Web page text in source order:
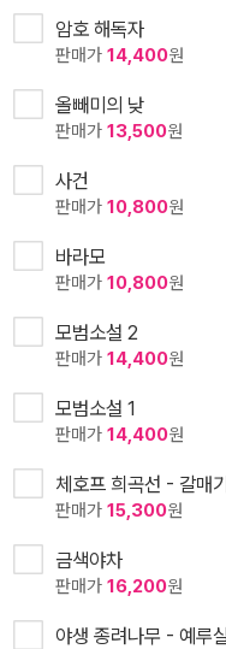
암호 해독자
판매가 14,400원
올빼미의 낮
판매가 13,500원
사건
판매가 10,800원
바라모
판매가 10,800원
모범소설 2
판매가 14,400원
모범소설 1
판매가 14,400원
체호프 희곡선 - 갈매
판매가 15,300원
금색야차
판매가 16,200원
야생 종려나무 - 예루